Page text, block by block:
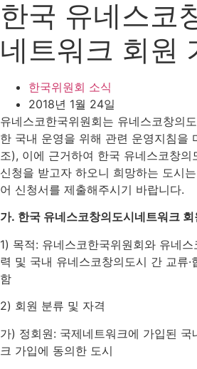
한국 유네스코
네트워크 회원
한국위원회 소식
2018년 1월 24일
유네스코한국위원회는 유네스코창의
한 국내 운영을 위해 관련 운영지침을
조), 이에 근거하여 한국 유네스코창의
신청을 받고자 하오니 희망하는 도시
어 신청서를 제출해주시기 바랍니다.
가. 한국 유네스코창의도시네트워크
1) 목적: 유네스코한국위원회와 유네
력 및 국내 유네스코창의도시 간 교류
함
2) 회원 분류 및 자격
가) 정회원: 국제네트워크에 가입된 국
크 가입에 동의한 도시